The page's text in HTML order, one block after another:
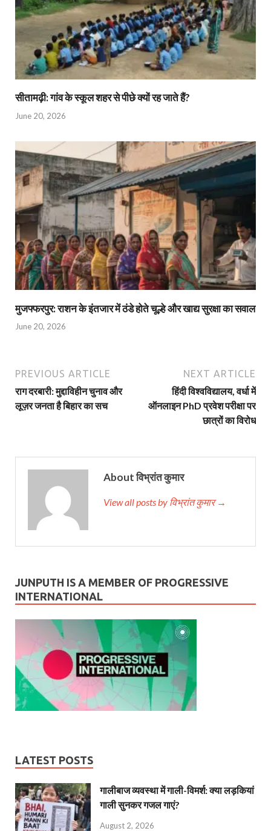
सीतामढ़ी: गांव के स्कूल शहर से पीछे क्यों रह जाते हैं?
June 20, 2026
मुजफ्फरपुर: राशन के इंतजार में ठंडे होते चूल्हे और खाद्य सुरक्षा का सवाल
June 20, 2026
PREVIOUS ARTICLE
राग दरबारी: मुद्दाविहीन चुनाव और
लूज़र जनता है बिहार का सच
NEXT ARTICLE
हिंदी विश्वविद्यालय, वर्धा में
ऑनलाइन PhD प्रवेश परीक्षा पर
छात्रों का विरोध
About विभ्रांत कुमार
View all posts by विभ्रांत कुमार →
JUNPUTH IS A MEMBER OF PROGRESSIVE
INTERNATIONAL
LATEST POSTS
गालीबाज व्‍यवस्‍था में गाली-विमर्श: क्या लड़कियां
गाली सुनकर गजल गाएं?
August 2, 2026